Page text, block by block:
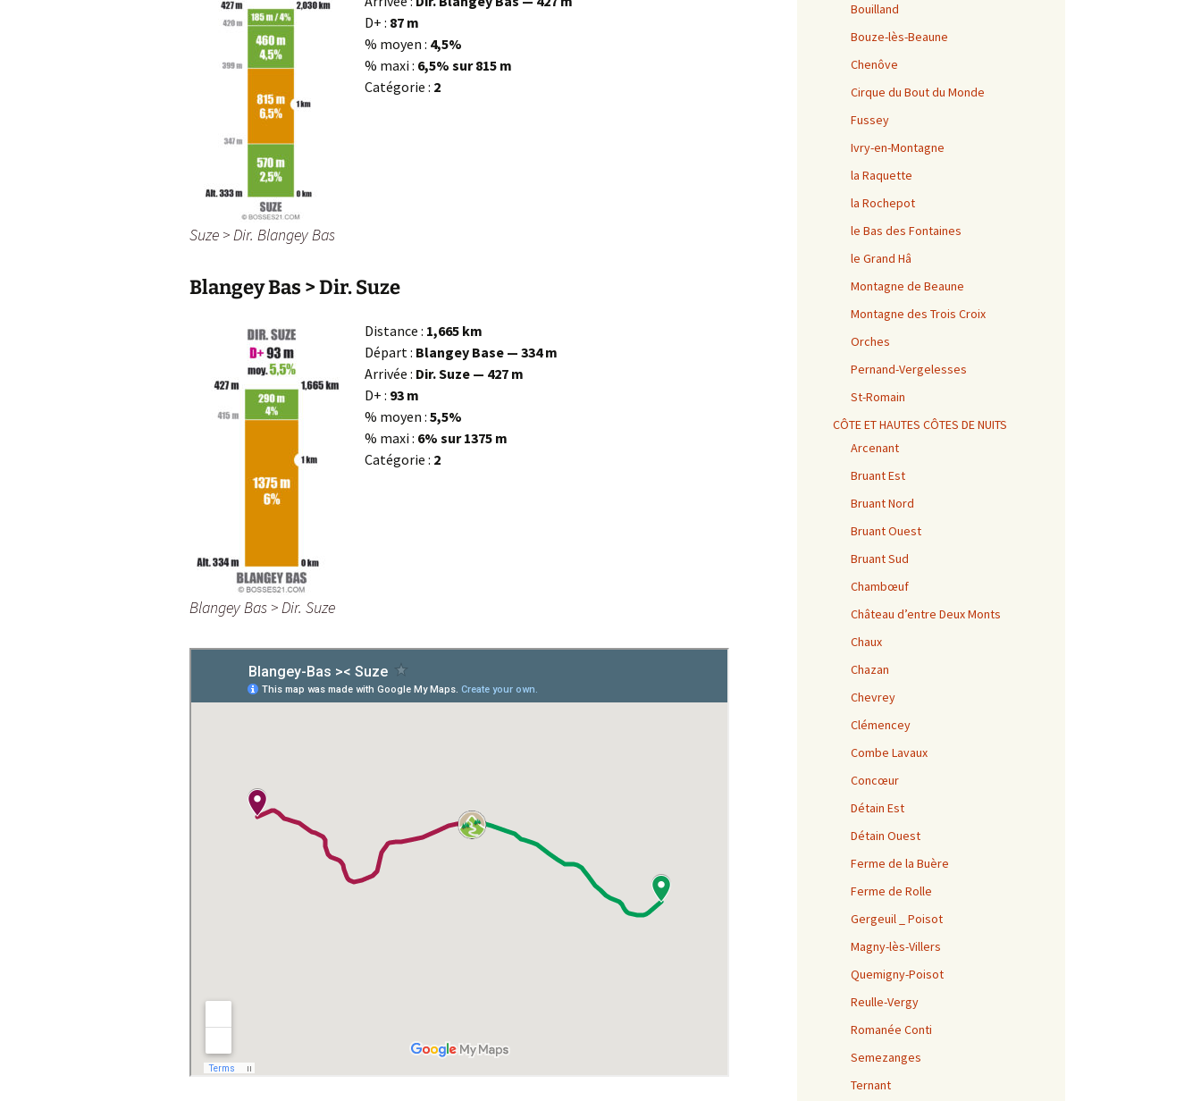
Nogent-lès-Montbard ><
Villiers
Auxois
Suze > Dir. Blangey Bas
D+ : 87 m
% moyen : 4,5%
% maxi : 6,5% sur 815 m
Catégorie : 2
Blangey Bas > Dir. Suze
Blangey Bas > Dir. Suze
Distance : 1,665 km
Départ : Blangey Base — 334 m
Arrivée : Dir. Suze — 427 m
D+ : 93 m
% moyen : 5,5%
% maxi : 6% sur 1375 m
Catégorie : 2
Bouilland
Bouze-lès-Beaune
Chenôve
Cirque du Bout du Monde
Fussey
Ivry-en-Montagne
la Raquette
la Rochepot
le Bas des Fontaines
le Grand Hâ
Montagne de Beaune
Montagne des Trois Croix
Orches
Pernand-Vergelesses
St-Romain
CÔTE ET HAUTES CÔTES DE NUITS
Arcenant
Bruant Est
Bruant Nord
Bruant Ouest
Bruant Sud
Chambœuf
Château d’entre Deux Monts
Chaux
Chazan
Chevrey
Clémencey
Combe Lavaux
Concœur
Détain Est
Détain Ouest
Ferme de la Buère
Ferme de Rolle
Gergeuil _ Poisot
Magny-lès-Villers
Quemigny-Poisot
Reulle-Vergy
Romanée Conti
Semezanges
Ternant